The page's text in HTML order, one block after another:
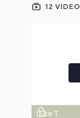
12 VIDEO